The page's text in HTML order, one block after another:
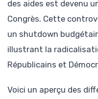
des aides est devenu
Congrès. Cette
un shutdown
illustrant la
Républicains et
Voici un aperçu des